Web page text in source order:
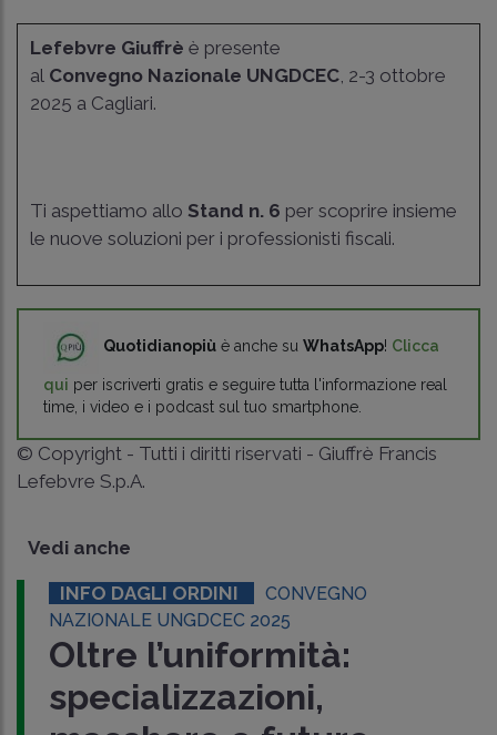
Lefebvre Giuffrè è presente
al Convegno Nazionale UNGDCEC , 2-3 ottobre
2025 a Cagliari.
Ti aspettiamo allo Stand n. 6 per scoprire insieme
le nuove soluzioni per i professionisti fiscali.
Quotidianopiù è anche su WhatsApp! Clicca
qui per iscriverti gratis e seguire tutta l'informazione real
time, i video e i podcast sul tuo smartphone.
© Copyright - Tutti i diritti riservati - Giuffrè Francis
Lefebvre S.p.A.
Vedi anche
INFO DAGLI ORDINI
CONVEGNO
NAZIONALE UNGDCEC 2025
Oltre l’uniformità:
specializzazioni,